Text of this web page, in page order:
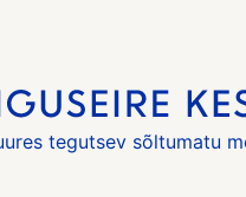
tegutsev sõltumatu